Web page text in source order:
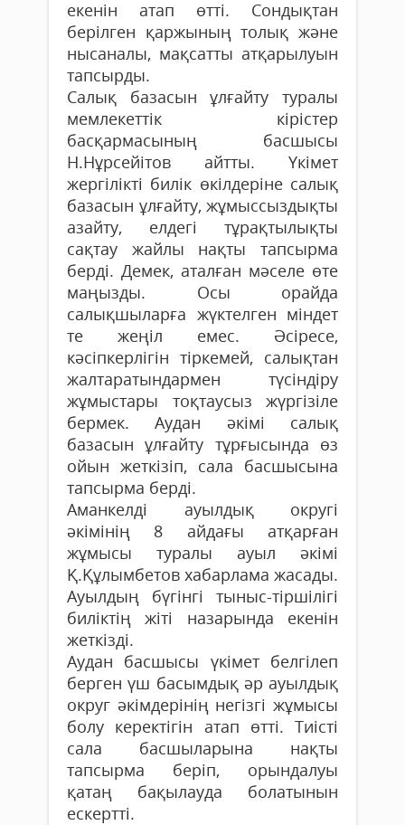
екенін атап өтті. Сондықтан
берілген қаржының толық және
нысаналы, мақсатты атқарылуын
тапсырды.
Салық базасын ұлғайту туралы
мемлекеттік кірістер
басқармасының басшысы
Н.Нұрсейітов айтты. Үкімет
жергілікті билік өкілдеріне салық
базасын ұлғайту, жұмыссыздықты
азайту, елдегі тұрақтылықты
сақтау жайлы нақты тапсырма
берді. Демек, аталған мәселе өте
маңызды. Осы орайда
салықшыларға жүктелген міндет
те жеңіл емес. Әсіресе,
кәсіпкерлігін тіркемей, салықтан
жалтаратындармен түсіндіру
жұмыстары тоқтау­сыз жүргізіле
бермек. Аудан әкімі салық
базасын ұлғайту тұрғысында өз
ойын жеткізіп, сала басшысына
тапсырма берді.
Аманкелді ауылдық округі
әкімінің 8 ай­да­ғы атқарған
жұмысы туралы ауыл әкімі
Қ.Құлымбетов хабарлама жасады.
Ауылдың бү­гін­гі тыныс-тіршілігі
биліктің жіті назарында еке­нін
жеткізді.
Аудан басшысы үкімет белгілеп
берген үш басымдық әр ауылдық
округ әкімдерінің негізгі жұмысы
болу керектігін атап өтті. Тиісті
сала басшыларына нақты
тапсырма беріп, орындалуы
қатаң бақылауда болатынын
ескертті.